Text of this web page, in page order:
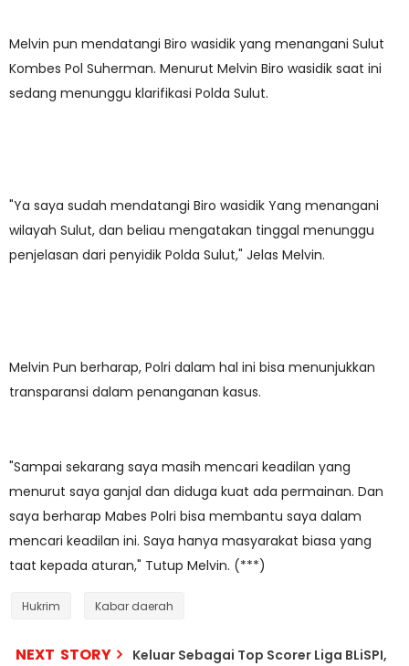
Melvin pun mendatangi Biro wasidik yang menangani Sulut
Kombes Pol Suherman. Menurut Melvin Biro wasidik saat ini
sedang menunggu klarifikasi Polda Sulut.
"Ya saya sudah mendatangi Biro wasidik Yang menangani
wilayah Sulut, dan beliau mengatakan tinggal menunggu
penjelasan dari penyidik Polda Sulut," Jelas Melvin.
Melvin Pun berharap, Polri dalam hal ini bisa menunjukkan
transparansi dalam penanganan kasus.
"Sampai sekarang saya masih mencari keadilan yang
menurut saya ganjal dan diduga kuat ada permainan. Dan
saya berharap Mabes Polri bisa membantu saya dalam
mencari keadilan ini. Saya hanya masyarakat biasa yang
taat kepada aturan," Tutup Melvin. (***)
Hukrim Kabar daerah
NEXT STORY
Keluar Sebagai Top Scorer Liga BLiSPI,